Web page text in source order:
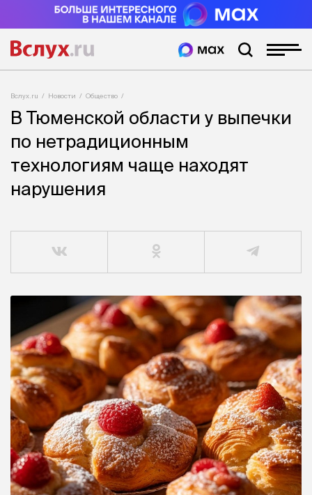
Вслух.ru Новости Общество
В Тюменской области у выпечки
по нетрадиционным
технологиям чаще находят
нарушения